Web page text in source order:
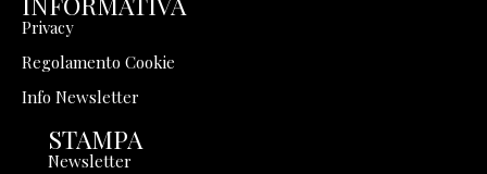
Privacy
Regolamento Cookie
Info Newsletter
STAMPA
Newsletter